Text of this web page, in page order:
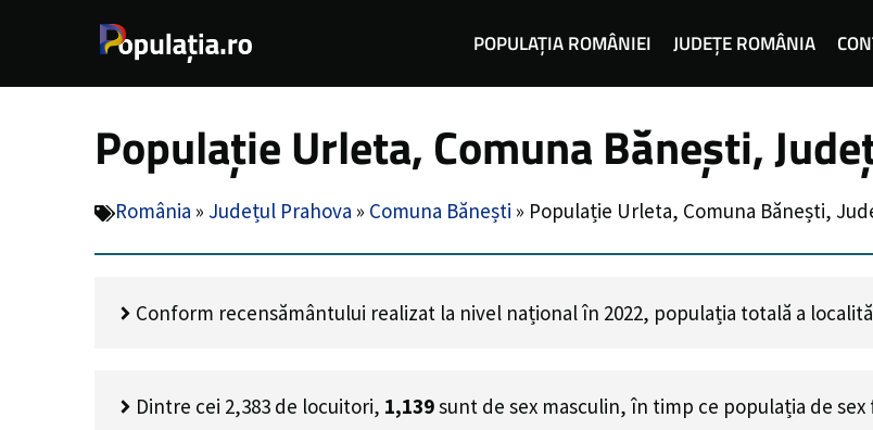
POPULAȚIA ROMÂNIEI JUDEȚE ROMÂNIA
Populație Urleta, Comuna Bănești,
România » Județul Prahova » Comuna Bănești » Populație Urleta, Comuna Bănești,
Conform recensământului realizat la nivel național în 2022, populația totală a
Dintre cei 2,383 de locuitori, 1,139sunt de sex masculin, în timp ce populația de